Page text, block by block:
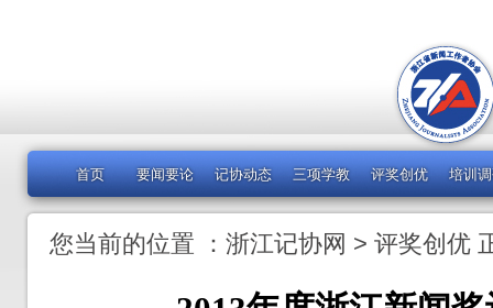
首页 要闻要论 记协动态 三项学教 评奖创优 培训
您当前的位置 ： 浙江记协网 > 评奖创优